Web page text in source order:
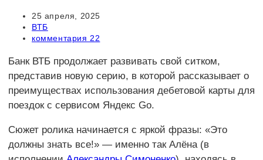
Запись
опубликована:
25 апреля, 2025
Рубрика
записи:
ВТБ
Комментарии
записи:
комментария 22
Банк ВТБ продолжает развивать свой ситком,
представив новую серию, в которой рассказывает о
преимуществах использования дебетовой карты для
поездок с сервисом Яндекс Go.
Сюжет ролика начинается с яркой фразы: «Это
должны знать все!» — именно так Алёна (в